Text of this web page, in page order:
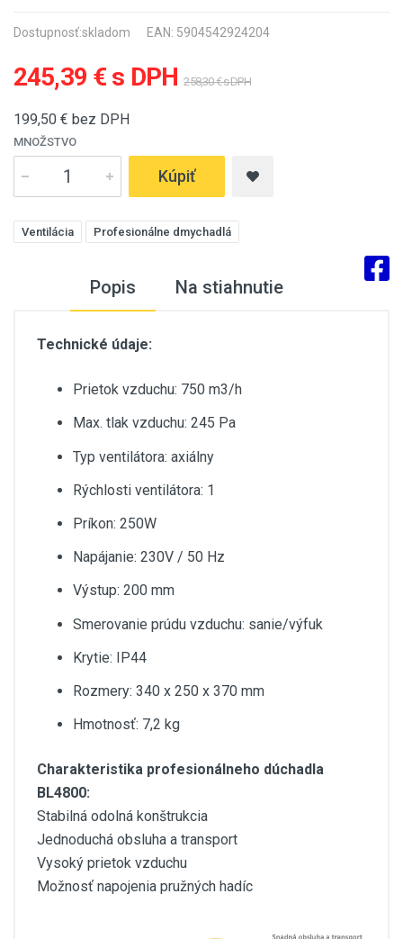
Dostupnosť:skladom EAN: 5904542924204
245,39 € s DPH 258,30 € s DPH
199,50 € bez DPH
MNOŽSTVO
Kúpiť
Ventilácia Profesionálne dmychadlá
Popis Na stiahnutie
Technické údaje:
Prietok vzduchu: 750 m3/h
Max. tlak vzduchu: 245 Pa
Typ ventilátora: axiálny
Rýchlosti ventilátora: 1
Príkon: 250W
Napájanie: 230V / 50 Hz
Výstup: 200 mm
Smerovanie prúdu vzduchu: sanie/výfuk
Krytie: IP44
Rozmery: 340 x 250 x 370 mm
Hmotnosť: 7,2 kg
Charakteristika profesionálneho dúchadla
BL4800:
Stabilná odolná konštrukcia
Jednoduchá obsluha a transport
Vysoký prietok vzduchu
Možnosť napojenia pružných hadíc